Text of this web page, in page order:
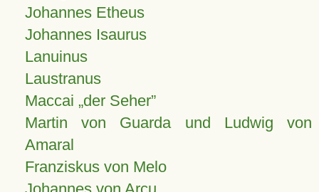
Johannes Etheus
Johannes Isaurus
Lanuinus
Laustranus
Maccai „der Seher”
Martin von Guarda und Ludwig von
Amaral
Franziskus von Melo